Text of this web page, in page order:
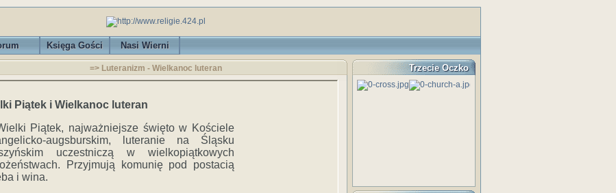
Księga Gości Nasi Wierni
=> Luteranizm - Wielkanoc luteran
Piątek i Wielkanoc luteran
Piątek, najważniejsze święto w Kościele
augsburskim, luteranie na Śląsku
uczestniczą w wielkopiątkowych
Przyjmują komunię pod postacią
i wina.
Trzecie Oczko